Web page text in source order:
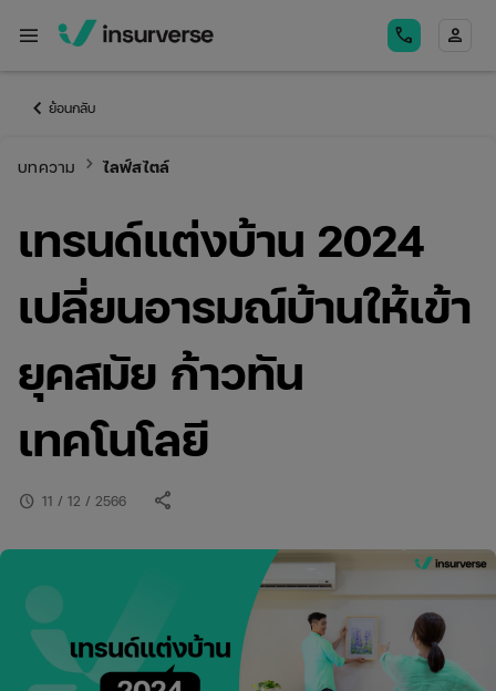
menu call person
keyboard_arrow_left ย้อนกลับ
บทความ keyboard_arrow_right ไลฟ์สไตล์
เทรนด์แต่งบ้าน 2024
เปลี่ยนอารมณ์บ้านให้เข้า
ยุคสมัย ก้าวทัน
เทคโนโลยี
schedule 11 / 12 / 2566 share